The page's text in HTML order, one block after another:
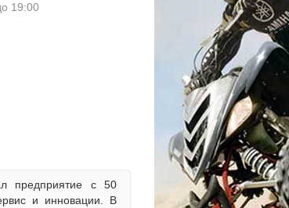
19:00
предприятие с 50
и инновации. В